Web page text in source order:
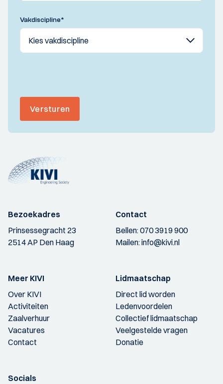
Vakdiscipline*
Versturen
Bezoekadres
Prinsessegracht 23
2514 AP Den Haag
Contact
Bellen:070 3919 900
Mailen:info@kivi.nl
Meer KIVI
Over KIVI
Activiteiten
Zaalverhuur
Vacatures
Contact
Lidmaatschap
Direct lid worden
Ledenvoordelen
Collectief lidmaatschap
Veelgestelde vragen
Donatie
Socials